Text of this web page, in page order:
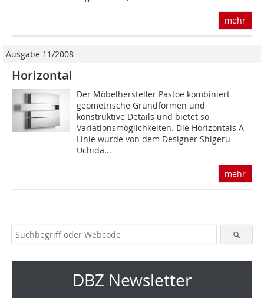
mehr
Ausgabe 11/2008
Horizontal
Der Möbelhersteller Pastoe kombiniert
geometrische Grundformen und
konstruktive Details und bietet so
Variationsmöglichkeiten. Die Horizontals A-
Linie wurde von dem Designer Shigeru
Uchida...
mehr
DBZ Newsletter